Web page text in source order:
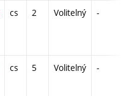
cs 2 Volitelný -
cs 5 Volitelný -